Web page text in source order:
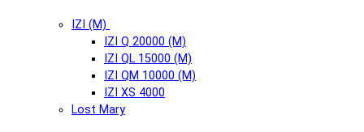
IZI (М)
IZI Q 20000 (М)
IZI QL 15000 (М)
IZI QM 10000 (М)
IZI XS 4000
Lost Mary